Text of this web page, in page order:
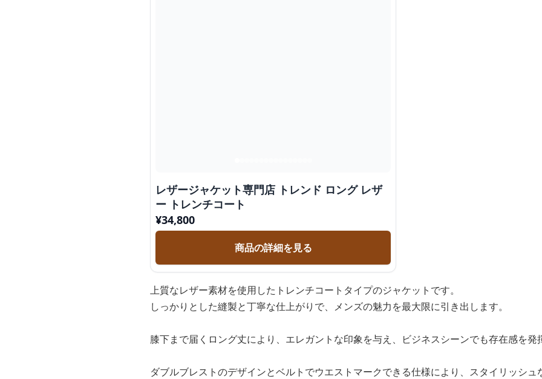
レザージャケット専門店 トレンド ロング レザ
ー トレンチコート
¥34,800
商品の詳細を見る
上質なレザー素材を使用したトレンチコートタイプのジャケットです。
しっかりとした縫製と丁寧な仕上がりで、メンズの魅力を最大限に引き出します。
膝下まで届くロング丈により、エレガントな印象を与え、ビジネスシーンでも存在感を発
ダブルブレストのデザインとベルトでウエストマークできる仕様により、スタイリッシ